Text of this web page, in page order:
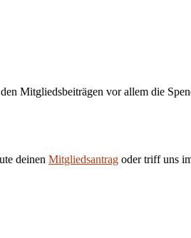
Mitgliedsbeiträgen vor allem die
deinen Mitgliedsantrag oder triff uns